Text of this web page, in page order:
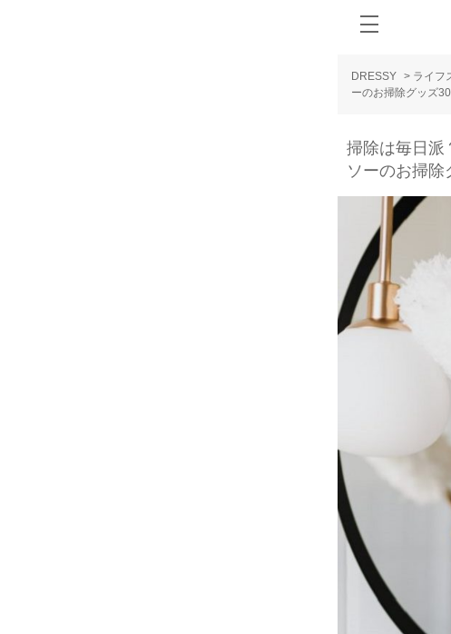
DRESSY > ライフ
ーのお掃除グッズ
掃除は毎日派
ソーのお掃除